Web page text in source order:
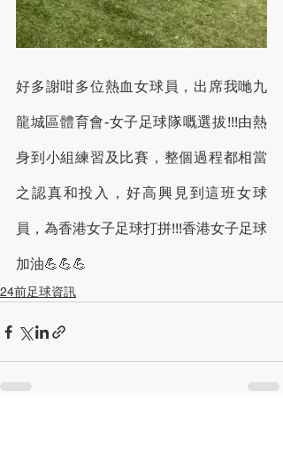
好多謝咁多位熱血女球員，出席我哋九
龍城區體育會-女子足球隊嘅選拔!!!由熱
身到小組練習及比賽，整個過程都相當
之認真和投入，好高興見到這班女球
員，為香港女子足球打拼!!!香港女子足球
加油💪💪💪
24前足球資訊